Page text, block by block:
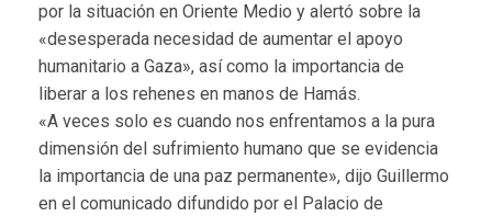
por la situación en Oriente Medio y alertó sobre la
«desesperada necesidad de aumentar el apoyo
humanitario a Gaza», así como la importancia de
liberar a los rehenes en manos de Hamás.
«A veces solo es cuando nos enfrentamos a la pura
dimensión del sufrimiento humano que se evidencia
la importancia de una paz permanente», dijo Guillermo
en el comunicado difundido por el Palacio de